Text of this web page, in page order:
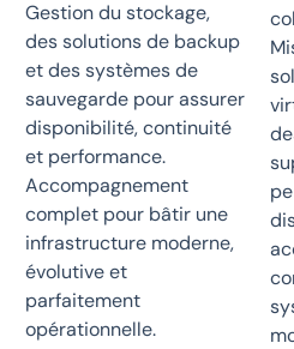
Gestion du stockage,
des solutions de backup
et des systèmes de
sauvegarde pour assurer
disponibilité, continuité
et performance.
Accompagnement
complet pour bâtir une
infrastructure moderne,
évolutive et
parfaitement
opérationnelle.